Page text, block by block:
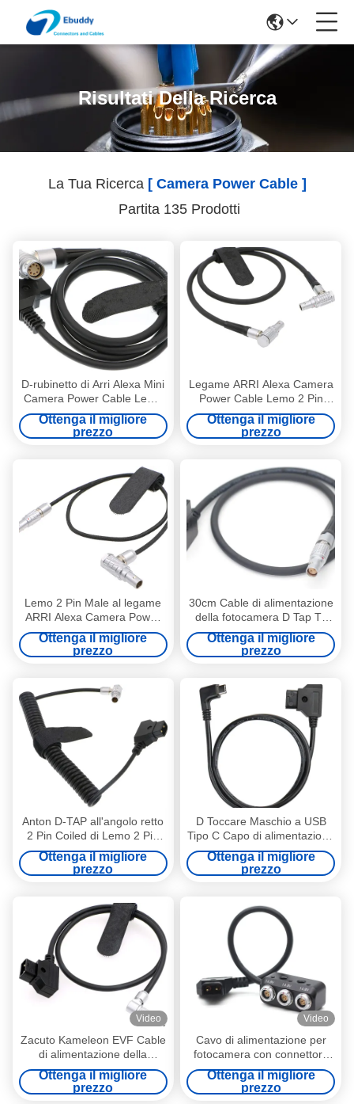
Risultati Della Ricerca
La Tua Ricerca [ Camera Power Cable ]
Partita 135 Prodotti
D-rubinetto di Arri Alexa Mini
Camera Power Cable Lemo
2B 8 Pin Right Angle Female
To
Ottenga il migliore
prezzo
Legame ARRI Alexa Camera
Power Cable Lemo 2 Pin
Male di Teradek a 2 Pin
Female Right Angle
Ottenga il migliore
prezzo
Lemo 2 Pin Male al legame
ARRI Alexa Camera Power
Cable di 2 Pin Male Right
Angle Teradek
Ottenga il migliore
prezzo
30cm Cable di alimentazione
della fotocamera D Tap To
Lemo 2 Pin Female
Connector For RED Komodo
Cinema
Ottenga il migliore
prezzo
Anton D-TAP all'angolo retto
2 Pin Coiled di Lemo 2 Pin
Male Camera Power Cable
per Teradek ARRI
Ottenga il migliore
prezzo
D Toccare Maschio a USB
Tipo C Capo di alimentazione
della fotocamera ad angolo
retto per batteria a blocco in
V
Ottenga il migliore
prezzo
Video
Zacuto Kameleon EVF Cable
di alimentazione della
fotocamera Lemo girevole
angolo destro 4 pin maschio
per invertire D-Tap
Ottenga il migliore
prezzo
Video
Cavo di alimentazione per
fotocamera con connettore
maschio D-Tap
Ottenga il migliore
prezzo